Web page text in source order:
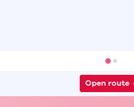
Open route